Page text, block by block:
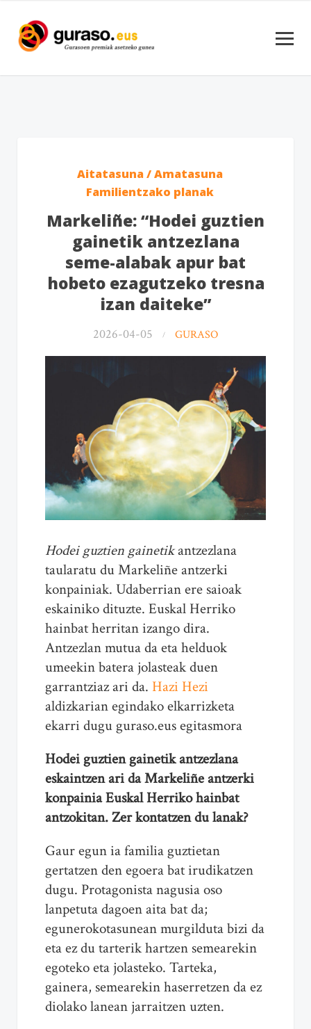
Aitatasuna / Amatasuna
Familientzako planak
Markeliñe: “Hodei guztien
gainetik antzezlana
seme-alabak apur bat
hobeto ezagutzeko tresna
izan daiteke”
2026-04-05 GURASO
Hodei guztien gainetikantzezlana
taularatu du Markeliñe antzerki
konpainiak. Udaberrian ere saioak
eskainiko dituzte. Euskal Herriko
hainbat herritan izango dira.
Antzezlan mutua da eta helduok
umeekin batera jolasteak duen
garrantziaz ari da. Hazi Hezi
aldizkarian egindako elkarrizketa
ekarri dugu guraso.eus egitasmora
Hodei guztien gainetik antzezlana
eskaintzen ari da Markeliñe antzerki
konpainia Euskal Herriko hainbat
antzokitan. Zer kontatzen du lanak?
Gaur egun ia familia guztietan
gertatzen den egoera bat irudikatzen
dugu. Protagonista nagusia oso
lanpetuta dagoen aita bat da;
egunerokotasunean murgilduta bizi da
eta ez du tarterik hartzen semearekin
egoteko eta jolasteko. Tarteka,
gainera, semearekin haserretzen da ez
diolako lanean jarraitzen uzten.